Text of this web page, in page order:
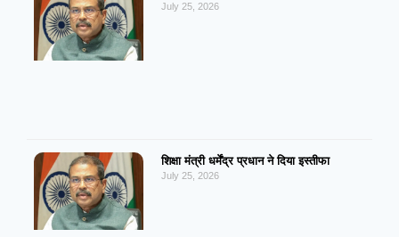
July 25, 2026
शिक्षा मंत्री धर्मेंद्र प्रधान ने दिया इस्तीफा
July 25, 2026